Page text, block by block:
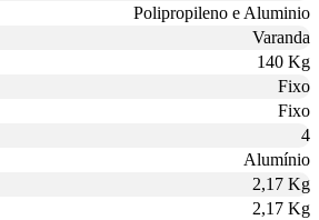
Polipropileno e Aluminio
Varanda
140 Kg
Fixo
Fixo
4
Alumínio
2,17 Kg
2,17 Kg